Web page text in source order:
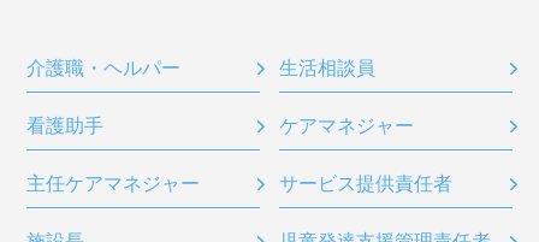
介護職・ヘルパー 生活相談員
看護助手 ケアマネジャー
主任ケアマネジャー サービス提供責任者